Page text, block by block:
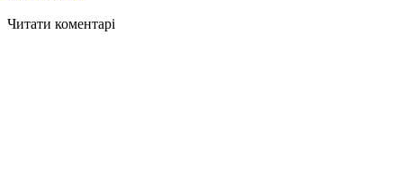
Читати коментарі